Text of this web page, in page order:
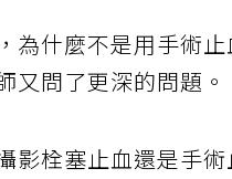
為什麼不是用手術止
又問了更深的問題。
影栓塞止血還是手術